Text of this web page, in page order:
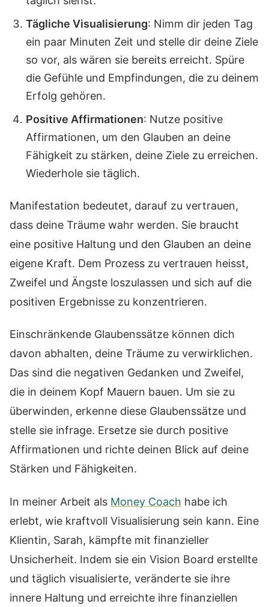
Tägliche Visualisierung: Nimm dir jeden Tag
ein paar Minuten Zeit und stelle dir deine Ziele
so vor, als wären sie bereits erreicht. Spüre
die Gefühle und Empfindungen, die zu deinem
Erfolg gehören.
Positive Affirmationen: Nutze positive
Affirmationen, um den Glauben an deine
Fähigkeit zu stärken, deine Ziele zu erreichen.
Wiederhole sie täglich.
Manifestation bedeutet, darauf zu vertrauen,
dass deine Träume wahr werden. Sie braucht
eine positive Haltung und den Glauben an deine
eigene Kraft. Dem Prozess zu vertrauen heisst,
Zweifel und Ängste loszulassen und sich auf die
positiven Ergebnisse zu konzentrieren.
Einschränkende Glaubenssätze können dich
davon abhalten, deine Träume zu verwirklichen.
Das sind die negativen Gedanken und Zweifel,
die in deinem Kopf Mauern bauen. Um sie zu
überwinden, erkenne diese Glaubenssätze und
stelle sie infrage. Ersetze sie durch positive
Affirmationen und richte deinen Blick auf deine
Stärken und Fähigkeiten.
In meiner Arbeit als Money Coach habe ich
erlebt, wie kraftvoll Visualisierung sein kann. Eine
Klientin, Sarah, kämpfte mit finanzieller
Unsicherheit. Indem sie ein Vision Board erstellte
und täglich visualisierte, veränderte sie ihre
innere Haltung und erreichte ihre finanziellen